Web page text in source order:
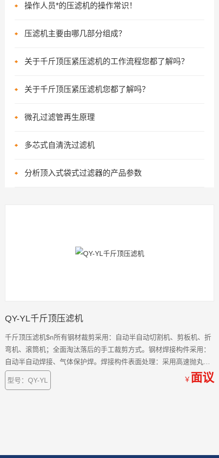
操作人员*的压滤机的操作常识！
压滤机主要由哪几部分组成？
关于千斤顶压紧压滤机的工作流程您都了解吗？
关于千斤顶压紧压滤机您都了解吗？
微孔过滤管再生原理
多芯式自清洗过滤机
分析顶入式袋式过滤器的产品参数
QY-YL千斤顶压滤机
千斤顶压滤机$n所有钢材裁剪采用：自动半自动切割机、剪板机、折
弯机、滚筒机；全面淘汰落后的手工裁剪方式。钢材焊接构件采用：
自动半自动焊接、气体保护焊。焊接构件表面处理：采用高速抛丸机
喷砂处理。半成品设备涂装：涂装采用半自动喷漆房，实现半自动喷
漆，温控喷漆。油漆采用丙烯酸聚酯材料，比普通油漆附着力，耐腐
型号：QY-YL ￥ 面议